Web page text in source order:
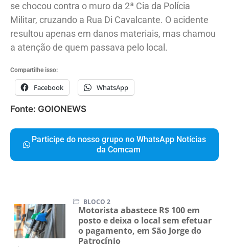
se chocou contra o muro da 2ª Cia da Polícia
Militar, cruzando a Rua Di Cavalcante. O acidente
resultou apenas em danos materiais, mas chamou
a atenção de quem passava pelo local.
Compartilhe isso:
Facebook WhatsApp
Fonte: GOIONEWS
Participe do nosso grupo no WhatsApp Notícias
da Comcam
BLOCO 2
Motorista abastece R$ 100 em
posto e deixa o local sem efetuar
o pagamento, em São Jorge do
Patrocínio